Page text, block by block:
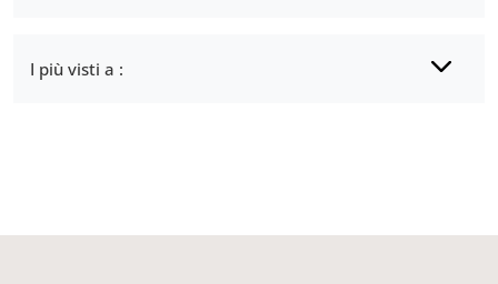
I più visti a :